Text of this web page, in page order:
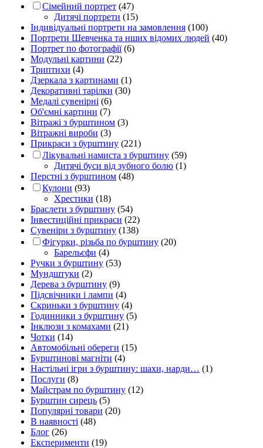
Сімейний портрет (47)
Дитячі портрети (15)
Індивідуальні портрети на замовлення (100)
Портрети Шевченка та нших відомих людей (40)
Портрет по фотографії(6)
Модульні картини (22)
Триптихи (4)
Дзеркала з картинами (1)
Декоративні тарілки (30)
Медалі сувенірні (6)
Об'ємні картини (7)
Вітражі з бурштином (3)
Вітражні вироби (3)
Прикраси з бурштину (221)
Лікувальні намиста з бурштину (59)
Дитячі буси від зубного болю (1)
Перстні з бурштином (48)
Кулони (93)
Хрестики (18)
Браслети з бурштину (54)
Інвестиційні прикраси (22)
Сувеніри з бурштину (138)
Фігурки, різьба по бурштину (20)
Барельєфи (4)
Ручки з бурштину (53)
Мундштуки (2)
Дерева з бурштину (9)
Підсвічники і лампи (4)
Скриньки з бурштину (4)
Годинники з бурштину (5)
Інклюзи з комахами (21)
Чотки (14)
Автомобільні обереги (15)
Бурштинові магніти (4)
Настільні ігри з бурштину: шахи, нарди… (1)
Послуги (8)
Майстрам по бурштину (12)
Бурштин сирець (5)
Популярні товари (20)
В наявності (48)
Блог (26)
Експерименти (19)